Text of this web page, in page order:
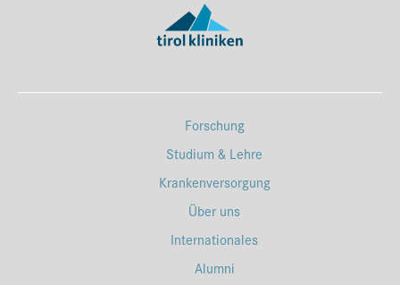
Forschung
Studium & Lehre
Krankenversorgung
Über uns
Internationales
Alumni